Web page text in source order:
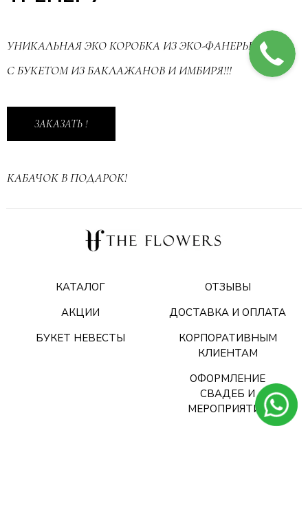
УНИКАЛЬНАЯ ЭКО КОРОБКА ИЗ ЭКО-ФАНЕРЫ
С БУКЕТОМ ИЗ БАКЛАЖАНОВ И ИМБИРЯ!!!
ЗАКАЗАТЬ !
КАБАЧОК В ПОДАРОК!
КАТАЛОГ
АКЦИИ
БУКЕТ НЕВЕСТЫ
ОТЗЫВЫ
ДОСТАВКА И ОПЛАТА
КОРПОРАТИВНЫМ
КЛИЕНТАМ
ОФОРМЛЕНИЕ
СВАДЕБ И
МЕРОПРИЯТИЙ